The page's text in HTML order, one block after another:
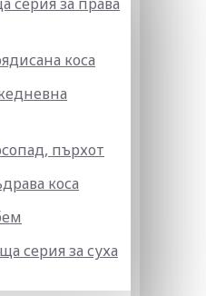
коса
пърхот
коса
серия за суха